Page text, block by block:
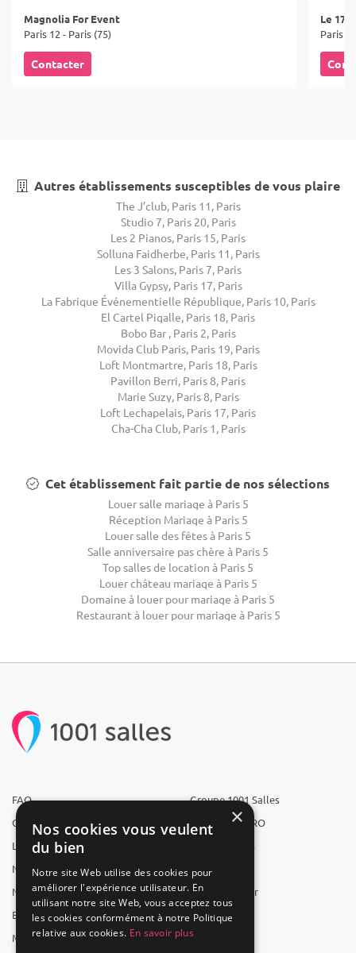
Magnolia For Event
Paris 12 - Paris (75)
Contacter
Le
Paris 9
Autres établissements susceptibles de vous plaire
The J’club, Paris 11, Paris
Studio 7, Paris 20, Paris
Les 2 Pianos, Paris 15, Paris
Solluna Faidherbe, Paris 11, Paris
Les 3 Salons, Paris 7, Paris
Villa Gypsy, Paris 17, Paris
La Fabrique Événementielle République, Paris 10, Paris
El Cartel Pigalle, Paris 18, Paris
Bobo Bar , Paris 2, Paris
Movida Club Paris, Paris 19, Paris
Loft Montmartre, Paris 18, Paris
Pavillon Berri, Paris 8, Paris
Marie Suzy, Paris 8, Paris
Loft Lechapelais, Paris 17, Paris
Cha-Cha Club, Paris 1, Paris
Cet établissement fait partie de nos sélections
Louer salle mariage à Paris 5
Réception Mariage à Paris 5
Louer salle des fêtes à Paris 5
Salle anniversaire pas chère à Paris 5
Top salles de location à Paris 5
Louer château mariage à Paris 5
Domaine à louer pour mariage à Paris 5
Restaurant à louer pour mariage à Paris 5
FAQ
Qui sommes-nous ?
L'équipe
Nous recrutons
Nos partenaires
Espace presse
Mentions légales
Groupe 1001 Salles
1001 Salles PRO
1001 Traiteurs
1001 Artistes
Reserverunbar
MP2
×
Nos cookies vous veulent
du bien
Notre site Web utilise des cookies pour
améliorer l'expérience utilisateur. En
utilisant notre site Web, vous acceptez tous
les cookies conformément à notre Politique
relative aux cookies. En savoir plus